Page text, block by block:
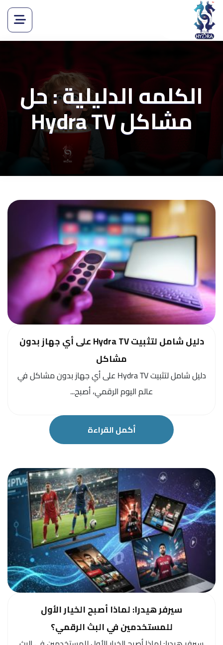
الكلمه الدليلية : حل
مشاكل Hydra TV
دليل شامل لتثبيت Hydra TV على أي جهاز بدون
مشاكل
دليل شامل لتثبيت Hydra TV على أي جهاز بدون مشاكل في
عالم اليوم الرقمي، أصبح...
أكمل القراءة
سيرفر هيدرا: لماذا أصبح الخيار الأول
للمستخدمين في البث الرقمي؟